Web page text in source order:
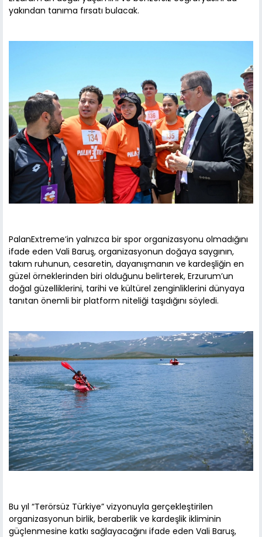
yakından tanıma fırsatı bulacak.
PalanExtreme’in yalnızca bir spor organizasyonu olmadığını
ifade eden Vali Baruş, organizasyonun doğaya saygının,
takım ruhunun, cesaretin, dayanışmanın ve kardeşliğin en
güzel örneklerinden biri olduğunu belirterek, Erzurum’un
doğal güzelliklerini, tarihi ve kültürel zenginliklerini dünyaya
tanıtan önemli bir platform niteliği taşıdığını söyledi.
Bu yıl “Terörsüz Türkiye” vizyonuyla gerçekleştirilen
organizasyonun birlik, beraberlik ve kardeşlik ikliminin
güçlenmesine katkı sağlayacağını ifade eden Vali Baruş,